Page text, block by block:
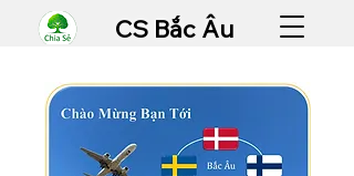
CS Bắc Âu